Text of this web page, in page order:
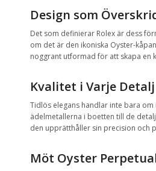
Design som
Det som definierar Rolex är dess
om det är den ikoniska Oyster-
noggrant utformad för att skapa en
Kvalitet i Varje Detalj
Tidlös elegans handlar inte bara
ädelmetallerna i boetten till de
den upprätthåller sin precision och
Möt Oyster